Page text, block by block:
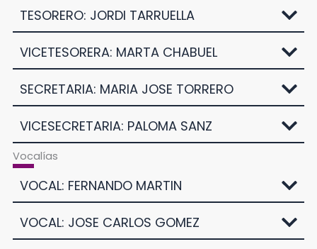
TESORERO: JORDI TARRUELLA
VICETESORERA: MARTA CHABUEL
SECRETARIA: MARIA JOSE TORRERO
VICESECRETARIA: PALOMA SANZ
Vocalías
VOCAL: FERNANDO MARTIN
VOCAL: JOSE CARLOS GOMEZ